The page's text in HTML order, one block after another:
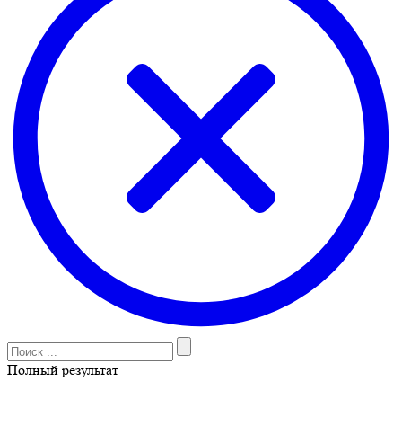
Полный результат